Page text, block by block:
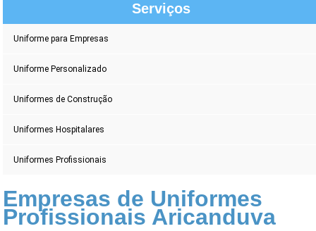
Serviços
Uniforme para Empresas
Uniforme Personalizado
Uniformes de Construção
Uniformes Hospitalares
Uniformes Profissionais
Empresas de Uniformes
Profissionais Aricanduva